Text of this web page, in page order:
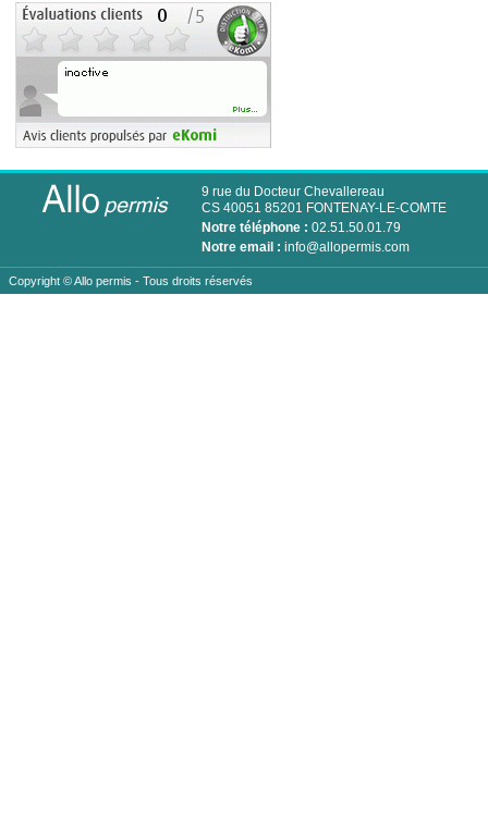
9 rue du Docteur Chevallereau
CS 40051 85201 FONTENAY-LE-COMTE
Notre téléphone : 02.51.50.01.79
Notre email : info@allopermis.com
Copyright ©Allo permis - Tous droits réservés